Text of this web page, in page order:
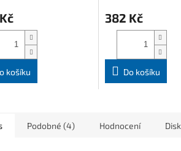
košíku
382 Kč
Do košíku
Podobné (4) Hodnocení